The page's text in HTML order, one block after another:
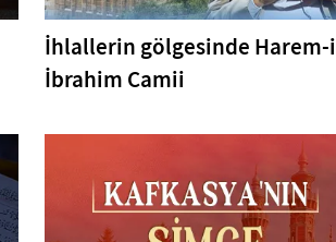
İhlallerin gölgesinde Harem-i
İbrahim Camii